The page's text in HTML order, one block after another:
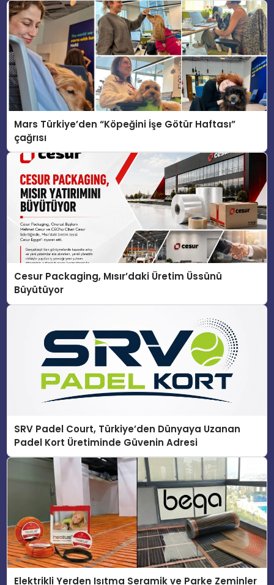
Mars Türkiye’den “Köpeğini İşe Götür Haftası”
çağrısı
Cesur Packaging, Mısır’daki Üretim Üssünü
Büyütüyor
SRV Padel Court, Türkiye’den Dünyaya Uzanan
Padel Kort Üretiminde Güvenin Adresi
Elektrikli Yerden Isıtma Seramik ve Parke Zeminler